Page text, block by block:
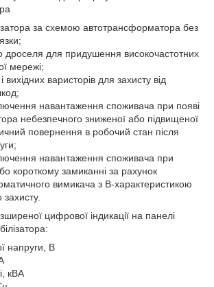
за схемою автотрансформатора без
дроселя для придушення високочастотних
мережі;
вихідних варисторів для захисту від
навантаження споживача при появі
небезпечного зниженої або підвищеної
повернення в робочий стан після
навантаження споживача при
короткому замиканні за рахунок
вимикача з В-характеристикою
захисту.
цифрової індикації на панелі
напруги, В
кВА